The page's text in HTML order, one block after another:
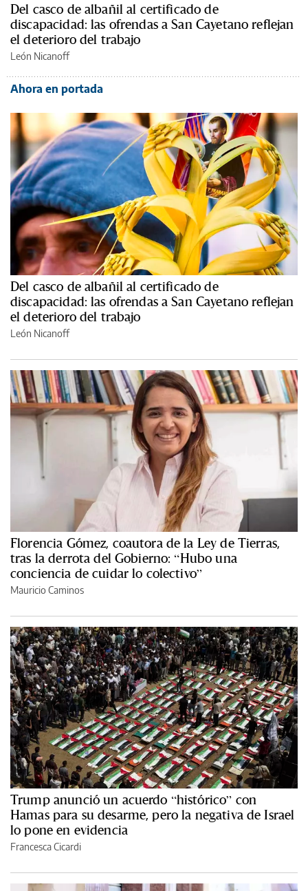
Del casco de albañil al certificado de
discapacidad: las ofrendas a San Cayetano reflejan
el deterioro del trabajo
León Nicanoff
Ahora en portada
Del casco de albañil al certificado de
discapacidad: las ofrendas a San Cayetano reflejan
el deterioro del trabajo
León Nicanoff
Florencia Gómez, coautora de la Ley de Tierras,
tras la derrota del Gobierno: “Hubo una
conciencia de cuidar lo colectivo”
Mauricio Caminos
Trump anunció un acuerdo “histórico” con
Hamas para su desarme, pero la negativa de Israel
lo pone en evidencia
Francesca Cicardi